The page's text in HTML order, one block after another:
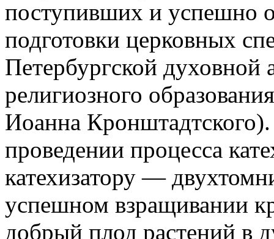
поступивших и успешно
подготовки церковных
Петербургской
религиозного
Иоанна
проведении процесса
катехизатору —
успешном взращивании
добрый плод растений в